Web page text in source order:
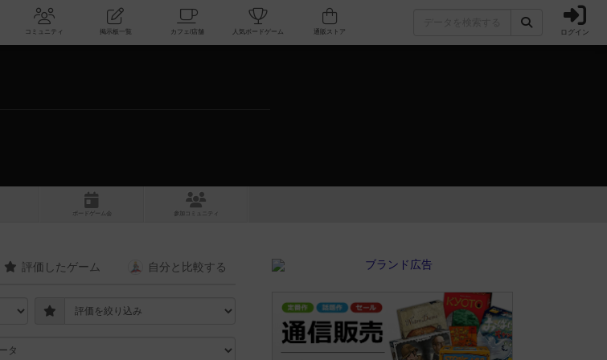
ボードゲーム会 コミュニティ 掲示板一覧 カフェ/店舗 人気ボードゲーム ログイン
ボ ドゲ ーム コミュニティ
評価したゲーム 自分と 比較する